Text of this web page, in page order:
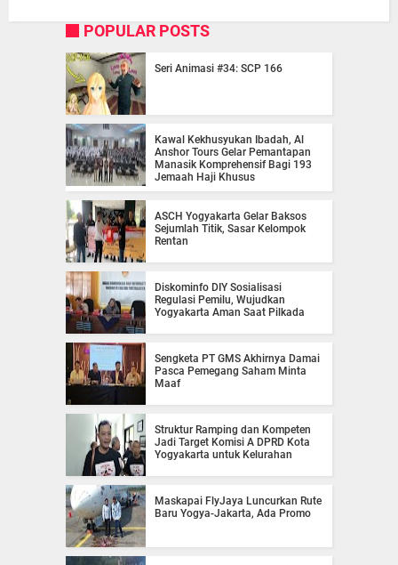
POPULAR POSTS
Seri Animasi #34: SCP 166
Kawal Kekhusyukan Ibadah, Al
Anshor Tours Gelar Pemantapan
Manasik Komprehensif Bagi 193
Jemaah Haji Khusus
ASCH Yogyakarta Gelar Baksos
Sejumlah Titik, Sasar Kelompok
Rentan
Diskominfo DIY Sosialisasi
Regulasi Pemilu, Wujudkan
Yogyakarta Aman Saat Pilkada
Sengketa PT GMS Akhirnya Damai
Pasca Pemegang Saham Minta
Maaf
Struktur Ramping dan Kompeten
Jadi Target Komisi A DPRD Kota
Yogyakarta untuk Kelurahan
Maskapai FlyJaya Luncurkan Rute
Baru Yogya-Jakarta, Ada Promo